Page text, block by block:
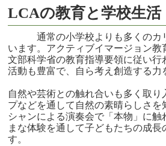
LCAの教育と学校生活
通常の小学校よりも多くのカ
います。アクティブイマージョン教
文部科学省の教育指導要領に従い行
活動も豊富で、自ら考え創造する力
自然や芸術との触れ合いも多く取
プなどを通して自然の素晴らしさを
シャンによる演奏会で「本物」に
まな体験を通して子どもたちの成長
す。